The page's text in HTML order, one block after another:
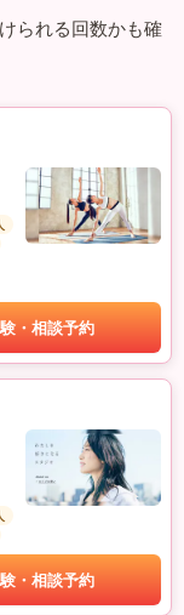
られる回数かも確
・相談予約
・相談予約